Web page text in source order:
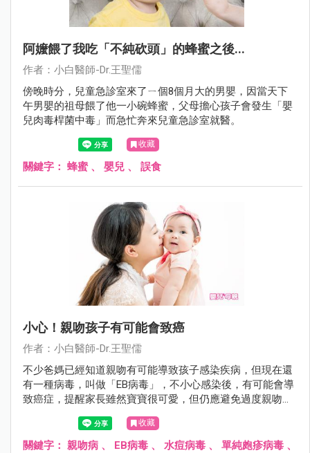
阿嬤餵了我吃「不純砍頭」的蜂蜜之後...
作者：小白醫師-Dr.王聖儒
傍晚時分，兒童急診室來了ㄧ個8個月大的男嬰，因當天下
午男嬰的祖母餵了他一小碗蜂蜜，父母擔心孩子會發生「嬰
兒肉毒桿菌中毒」而急忙奔來兒童急診室就醫。
收藏
關鍵字： 蜂蜜、 嬰兒 、 誤食
小心！親吻孩子有可能會致癌
作者：小白醫師-Dr.王聖儒
不少爸媽已經知道親吻有可能導致孩子感染疾病，但現在還
有一種病毒，叫做「EB病毒」，不小心感染後，有可能會導
致癌症，提醒家長雖然寶寶很可愛，但仍應避免過度親吻孩
子、共用餐具，引起不必要的疾病。
收藏
關鍵字： 親吻病 、 EB病毒 、 水痘病毒 、 單純皰疹病毒 、